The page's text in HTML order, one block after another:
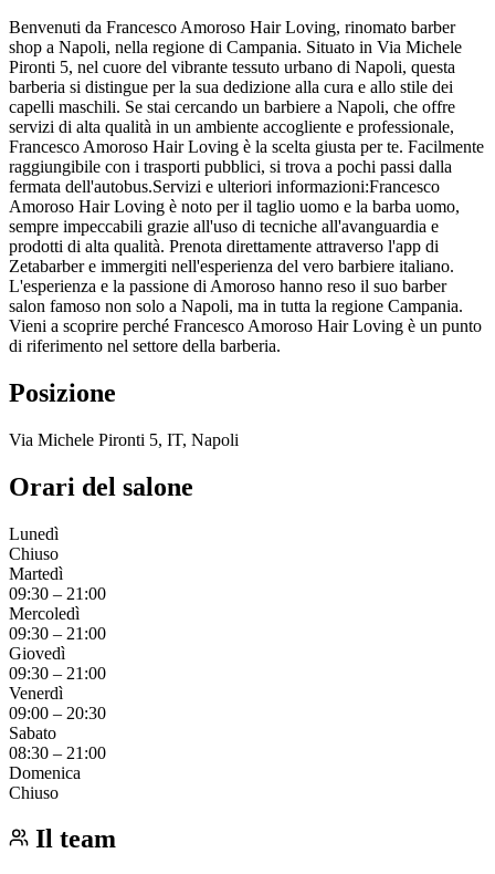
Benvenuti da Francesco Amoroso Hair Loving, rinomato barber
shop a Napoli, nella regione di Campania. Situato in Via Michele
Pironti 5, nel cuore del vibrante tessuto urbano di Napoli, questa
barberia si distingue per la sua dedizione alla cura e allo stile dei
capelli maschili. Se stai cercando un barbiere a Napoli, che offre
servizi di alta qualità in un ambiente accogliente e professionale,
Francesco Amoroso Hair Loving è la scelta giusta per te. Facilmente
raggiungibile con i trasporti pubblici, si trova a pochi passi dalla
fermata dell'autobus.Servizi e ulteriori informazioni:Francesco
Amoroso Hair Loving è noto per il taglio uomo e la barba uomo,
sempre impeccabili grazie all'uso di tecniche all'avanguardia e
prodotti di alta qualità. Prenota direttamente attraverso l'app di
Zetabarber e immergiti nell'esperienza del vero barbiere italiano.
L'esperienza e la passione di Amoroso hanno reso il suo barber
salon famoso non solo a Napoli, ma in tutta la regione Campania.
Vieni a scoprire perché Francesco Amoroso Hair Loving è un punto
di riferimento nel settore della barberia.
Posizione
Via Michele Pironti 5, IT, Napoli
Orari del salone
Lunedì
Chiuso
Martedì
09:30 – 21:00
Mercoledì
09:30 – 21:00
Giovedì
09:30 – 21:00
Venerdì
09:00 – 20:30
Sabato
08:30 – 21:00
Domenica
Chiuso
Il team